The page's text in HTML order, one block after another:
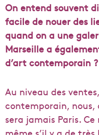
On entend souvent
facile de nouer des
quand on a une
Marseille a
d’art contemporain ?
Au niveau des
contemporain, nous,
sera jamais Paris.
même s’il y a de